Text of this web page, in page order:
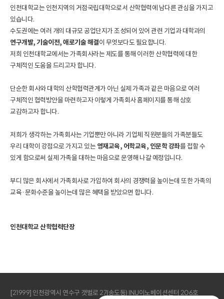
인천대학교는 인천지역의 거점국립대학으로서 산학협력에 남다른 관심을 가지고
있습니다.
수도권에는 여러 개의 대규모 공업단지가 조성되어 있어 관련 기업과 대학과의
연구개발, 기술이전, 애로기술 해결이 무엇보다도 필요합니다.
저희 인천대학교에서는 가족회사라는 제도를 통해 이러한 산학협력에 대한
구체적인 도움을 드리고자 합니다.
단순한 회사와 대학의 산학협력관계가 아닌 실제 가족과 같은 마음으로 여러
구체적인 협력방안을 마련하고자이렇게 가족회사 홈페이지를 통해 상호
교감하고자 합니다.
저희가 생각하는 가족회사는 기업뿐만 아니라 기업체 직원분들의 가족분들도
우리 대학이 강점으로 가지고 있는 영재교육, 어학교육, 인문학 강좌를 접할 수
있게 함으로써 실제 가족을 대하는 마음으로 운영해 나갈 예정입니다.
부디 많은 회사에서 가족회사로 가입하여 회사의 경쟁력을 높이는데 또한 가족의
교육·문화수준을 높이는데 많은 혜택을 받았으면 합니다.
인천대학교 산학협력단장
[21999] 인천광역시 연수구 갯벌로 27(송도동) INU이노베이션센터 206호